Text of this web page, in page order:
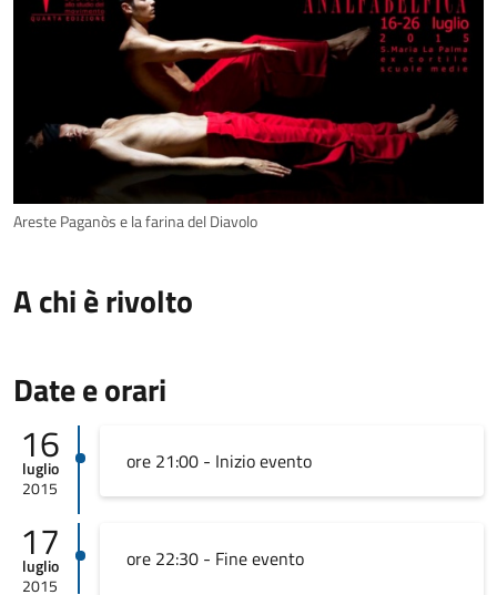
Areste Paganòs e la farina del Diavolo
A chi è rivolto
Date e orari
16
luglio
2015
ore 21:00 - Inizio evento
17
luglio
2015
ore 22:30 - Fine evento